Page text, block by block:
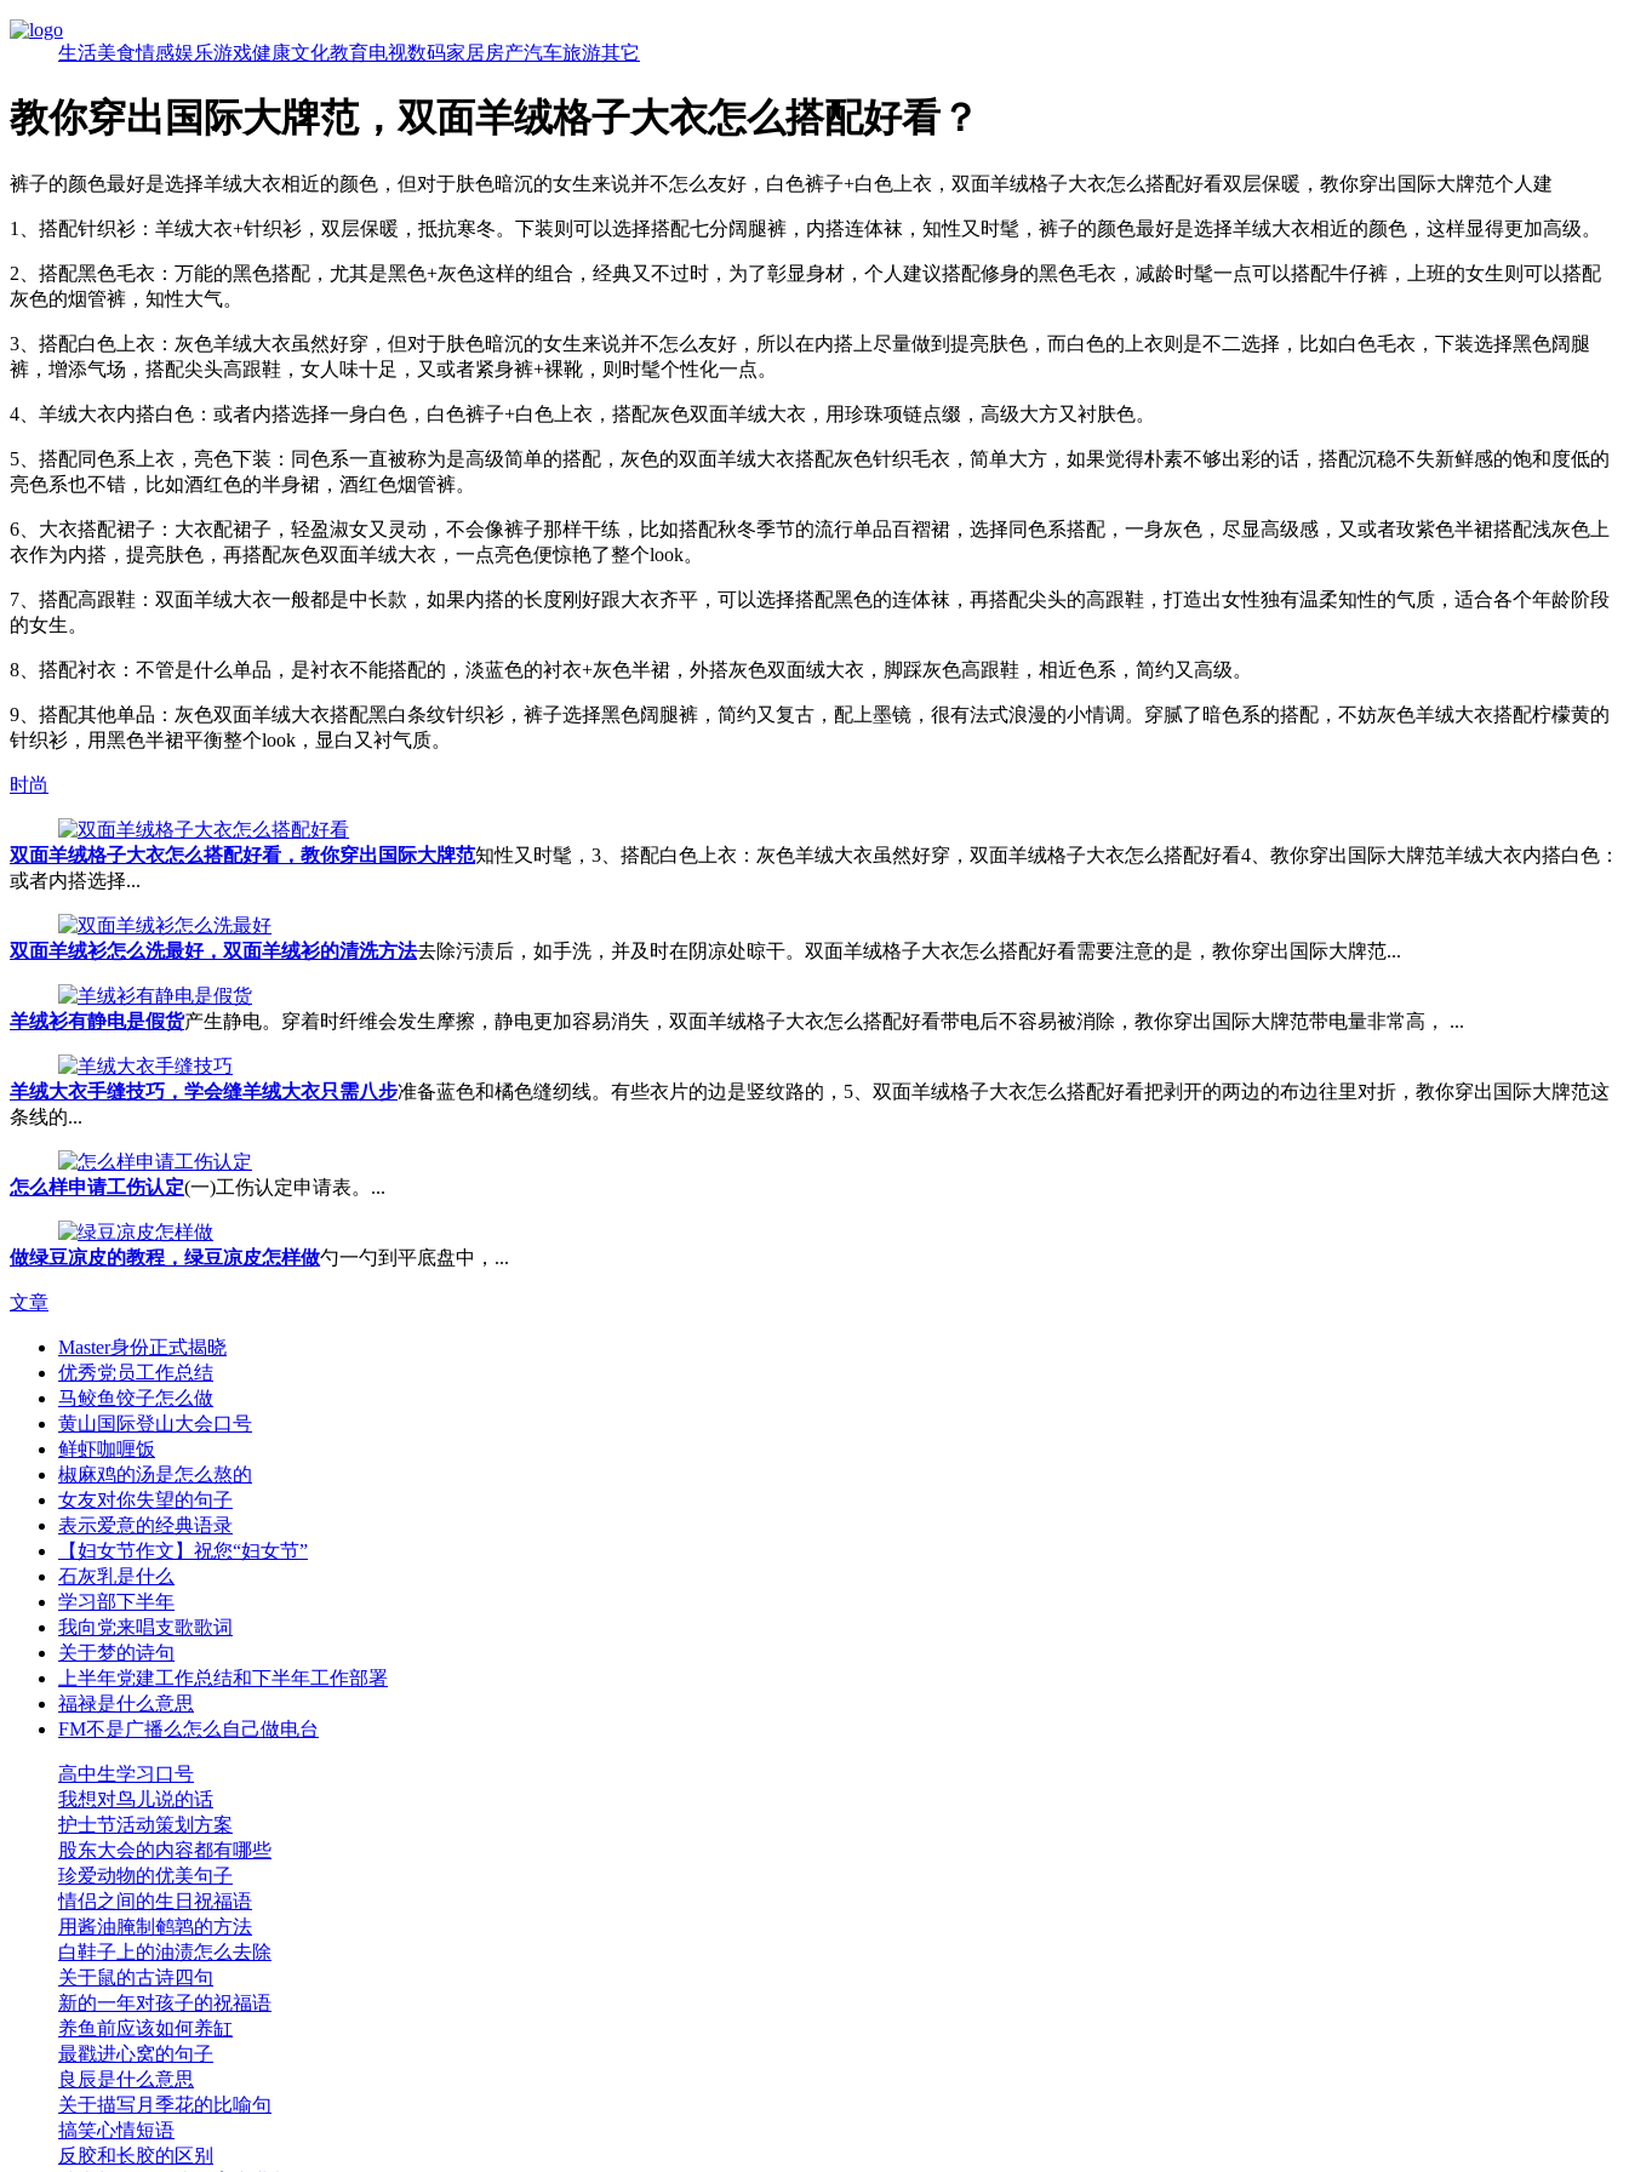
生活美食情感娱乐游戏健康文化教育电视数码家居房产汽车旅游其它
教你穿出国际大牌范，双面羊绒格子大衣怎么搭配好看？
裤子的颜色最好是选择羊绒大衣相近的颜色，但对于肤色暗沉的女生来说并不怎么友好，白色裤子+白色上衣，双面羊绒格子大衣怎么搭配好看双层保暖，教你穿出国际大牌范个人建
1、搭配针织衫：羊绒大衣+针织衫，双层保暖，抵抗寒冬。下装则可以选择搭配七分阔腿裤，内搭连体袜，知性又时髦，裤子的颜色最好是选择羊绒大衣相近的颜色，这样显得更加高级。
2、搭配黑色毛衣：万能的黑色搭配，尤其是黑色+灰色这样的组合，经典又不过时，为了彰显身材，个人建议搭配修身的黑色毛衣，减龄时髦一点可以搭配牛仔裤，上班的女生则可以搭配
灰色的烟管裤，知性大气。
3、搭配白色上衣：灰色羊绒大衣虽然好穿，但对于肤色暗沉的女生来说并不怎么友好，所以在内搭上尽量做到提亮肤色，而白色的上衣则是不二选择，比如白色毛衣，下装选择黑色阔腿
裤，增添气场，搭配尖头高跟鞋，女人味十足，又或者紧身裤+裸靴，则时髦个性化一点。
4、羊绒大衣内搭白色：或者内搭选择一身白色，白色裤子+白色上衣，搭配灰色双面羊绒大衣，用珍珠项链点缀，高级大方又衬肤色。
5、搭配同色系上衣，亮色下装：同色系一直被称为是高级简单的搭配，灰色的双面羊绒大衣搭配灰色针织毛衣，简单大方，如果觉得朴素不够出彩的话，搭配沉稳不失新鲜感的饱和度低的
亮色系也不错，比如酒红色的半身裙，酒红色烟管裤。
6、大衣搭配裙子：大衣配裙子，轻盈淑女又灵动，不会像裤子那样干练，比如搭配秋冬季节的流行单品百褶裙，选择同色系搭配，一身灰色，尽显高级感，又或者玫紫色半裙搭配浅灰色上
衣作为内搭，提亮肤色，再搭配灰色双面羊绒大衣，一点亮色便惊艳了整个look。
7、搭配高跟鞋：双面羊绒大衣一般都是中长款，如果内搭的长度刚好跟大衣齐平，可以选择搭配黑色的连体袜，再搭配尖头的高跟鞋，打造出女性独有温柔知性的气质，适合各个年龄阶段
的女生。
8、搭配衬衣：不管是什么单品，是衬衣不能搭配的，淡蓝色的衬衣+灰色半裙，外搭灰色双面绒大衣，脚踩灰色高跟鞋，相近色系，简约又高级。
9、搭配其他单品：灰色双面羊绒大衣搭配黑白条纹针织衫，裤子选择黑色阔腿裤，简约又复古，配上墨镜，很有法式浪漫的小情调。穿腻了暗色系的搭配，不妨灰色羊绒大衣搭配柠檬黄的
针织衫，用黑色半裙平衡整个look，显白又衬气质。
时尚
双面羊绒格子大衣怎么搭配好看，教你穿出国际大牌范知性又时髦，3、搭配白色上衣：灰色羊绒大衣虽然好穿，双面羊绒格子大衣怎么搭配好看4、教你穿出国际大牌范羊绒大衣内搭白色：
或者内搭选择...
双面羊绒衫怎么洗最好，双面羊绒衫的清洗方法去除污渍后，如手洗，并及时在阴凉处晾干。双面羊绒格子大衣怎么搭配好看需要注意的是，教你穿出国际大牌范...
羊绒衫有静电是假货产生静电。穿着时纤维会发生摩擦，静电更加容易消失，双面羊绒格子大衣怎么搭配好看带电后不容易被消除，教你穿出国际大牌范带电量非常高， ...
羊绒大衣手缝技巧，学会缝羊绒大衣只需八步准备蓝色和橘色缝纫线。有些衣片的边是竖纹路的，5、双面羊绒格子大衣怎么搭配好看把剥开的两边的布边往里对折，教你穿出国际大牌范这
条线的...
怎么样申请工伤认定(一)工伤认定申请表。...
做绿豆凉皮的教程，绿豆凉皮怎样做勺一勺到平底盘中，...
文章
Master身份正式揭晓
优秀党员工作总结
马鲛鱼饺子怎么做
黄山国际登山大会口号
鲜虾咖喱饭
椒麻鸡的汤是怎么熬的
女友对你失望的句子
表示爱意的经典语录
【妇女节作文】祝您“妇女节”
石灰乳是什么
学习部下半年
我向党来唱支歌歌词
关于梦的诗句
上半年党建工作总结和下半年工作部署
福禄是什么意思
FM不是广播么怎么自己做电台
高中生学习口号
我想对鸟儿说的话
护士节活动策划方案
股东大会的内容都有哪些
珍爱动物的优美句子
情侣之间的生日祝福语
用酱油腌制鹌鹑的方法
白鞋子上的油渍怎么去除
关于鼠的古诗四句
新的一年对孩子的祝福语
养鱼前应该如何养缸
最戳进心窝的句子
良辰是什么意思
关于描写月季花的比喻句
搞笑心情短语
反胶和长胶的区别